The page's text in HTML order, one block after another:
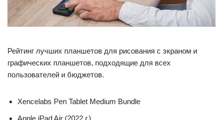
Рейтинг лучших планшетов для рисования с экраном и
графических планшетов, подходящие для всех
пользователей и бюджетов.
Xencelabs Pen Tablet Medium Bundle
Apple iPad Air (2022 г.)